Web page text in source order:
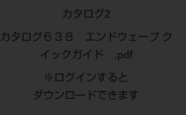
カタログ2
カタログ６３８ エンドウェーブ ク
イックガイド .pdf
※ログインすると
ダウンロードできます